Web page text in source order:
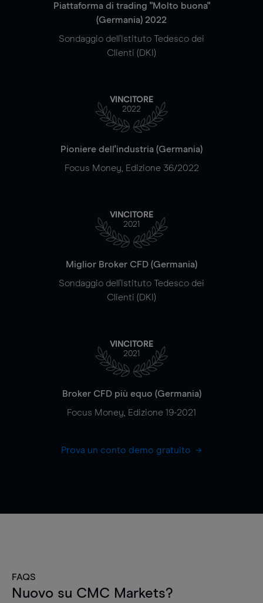
Piattaforma di trading "Molto buona"
(Germania) 2022
Sondaggio dell'Istituto Tedesco dei
Clienti (DKI)
VINCITORE
2022
Pioniere dell'industria (Germania)
Focus Money, Edizione 36/2022
VINCITORE
2021
Miglior Broker CFD (Germania)
Sondaggio dell'Istituto Tedesco dei
Clienti (DKI)
VINCITORE
2021
Broker CFD più equo (Germania)
Focus Money, Edizione 19-2021
Prova un conto demo gratuito
FAQS
Nuovo su CMC Markets?